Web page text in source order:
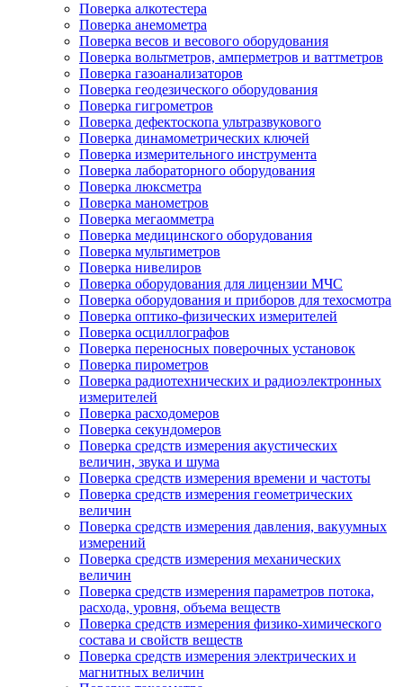
Поверка алкотестера
Поверка анемометра
Поверка весов и весового оборудования
Поверка вольтметров, амперметров и ваттметров
Поверка газоанализаторов
Поверка геодезического оборудования
Поверка гигрометров
Поверка дефектоскопа ультразвукового
Поверка динамометрических ключей
Поверка измерительного инструмента
Поверка лабораторного оборудования
Поверка люксметра
Поверка манометров
Поверка мегаомметра
Поверка медицинского оборудования
Поверка мультиметров
Поверка нивелиров
Поверка оборудования для лицензии МЧС
Поверка оборудования и приборов для техосмотра
Поверка оптико-физических измерителей
Поверка осциллографов
Поверка переносных поверочных установок
Поверка пирометров
Поверка радиотехнических и радиоэлектронных
измерителей
Поверка расходомеров
Поверка секундомеров
Поверка средств измерения акустических
величин, звука и шума
Поверка средств измерения времени и частоты
Поверка средств измерения геометрических
величин
Поверка средств измерения давления, вакуумных
измерений
Поверка средств измерения механических
величин
Поверка средств измерения параметров потока,
расхода, уровня, объема веществ
Поверка средств измерения физико-химического
состава и свойств веществ
Поверка средств измерения электрических и
магнитных величин